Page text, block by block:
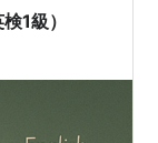
1級）